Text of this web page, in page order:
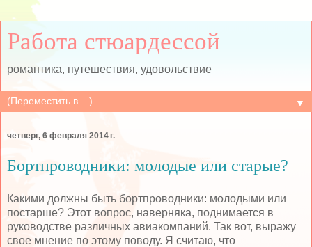
Работа стюардессой
романтика, путешествия, удовольствие
▼
четверг, 6 февраля 2014 г.
Бортпроводники: молодые или старые?
Какими должны быть бортпроводники: молодыми или
постарше? Этот вопрос, наверняка, поднимается в
руководстве различных авиакомпаний. Так вот, выражу
свое мнение по этому поводу. Я считаю, что